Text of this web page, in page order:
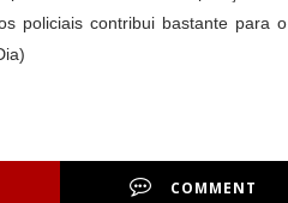
policiais contribui bastante para o
COMMENT